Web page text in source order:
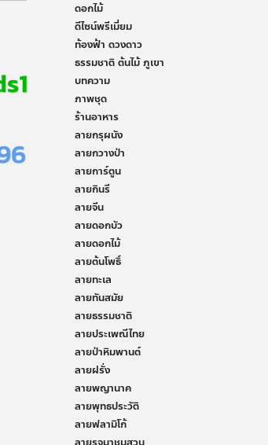
ดอกไม้
ดีไซน์พรีเมี่ยม
ท้องฟ้า ดวงดาว
ธรรมชาติ ต้นไม้ ภูเขา
บทความ
ภาพชุด
ร้านอาหาร
ลายกรุผนัง
ลายกวางป่า
ลายการ์ตูน
ลายกินรี
ลายจีน
ลายดอกบัว
ลายดอกไม้
ลายต้นโพธิ์
ลายทะเล
ลายทันสมัย
ลายธรรมชาติ
ลายประเพณีไทย
ลายป่าหิมพานต์
ลายฝรั่ง
ลายพญานาค
ลายพุทธประวัติ
ลายฟลามิโก้